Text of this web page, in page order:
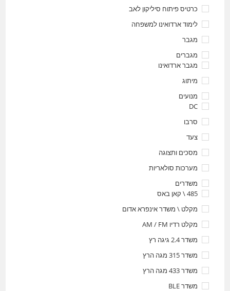
כרטיס פיתוח סיליקון לאב
לימוד ארדואינו למשפחה
מגבר
מגברים
מגבר ארדואינו
מיתוג
מנועים
DC
סרבו
צעד
מסכים ותצוגה
מערכות סולאריות
משדרים
485 \ קאן באס
מקלט \ משדר אינפרא אדום
מקלט רדיו AM / FM
משדר 2.4 גיגה רץ
משדר 315 מגה הרץ
משדר 433 מגה הרץ
משדר BLE